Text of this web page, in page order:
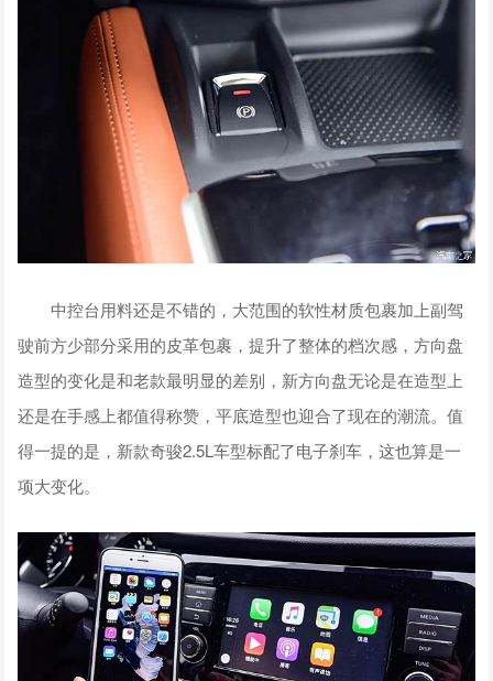
中控台用料还是不错的，大范围的软性材质包裹加上副驾
驶前方少部分采用的皮革包裹，提升了整体的档次感，方向盘
造型的变化是和老款最明显的差别，新方向盘无论是在造型上
还是在手感上都值得称赞，平底造型也迎合了现在的潮流。值
得一提的是，新款奇骏2.5L车型标配了电子刹车，这也算是一
项大变化。